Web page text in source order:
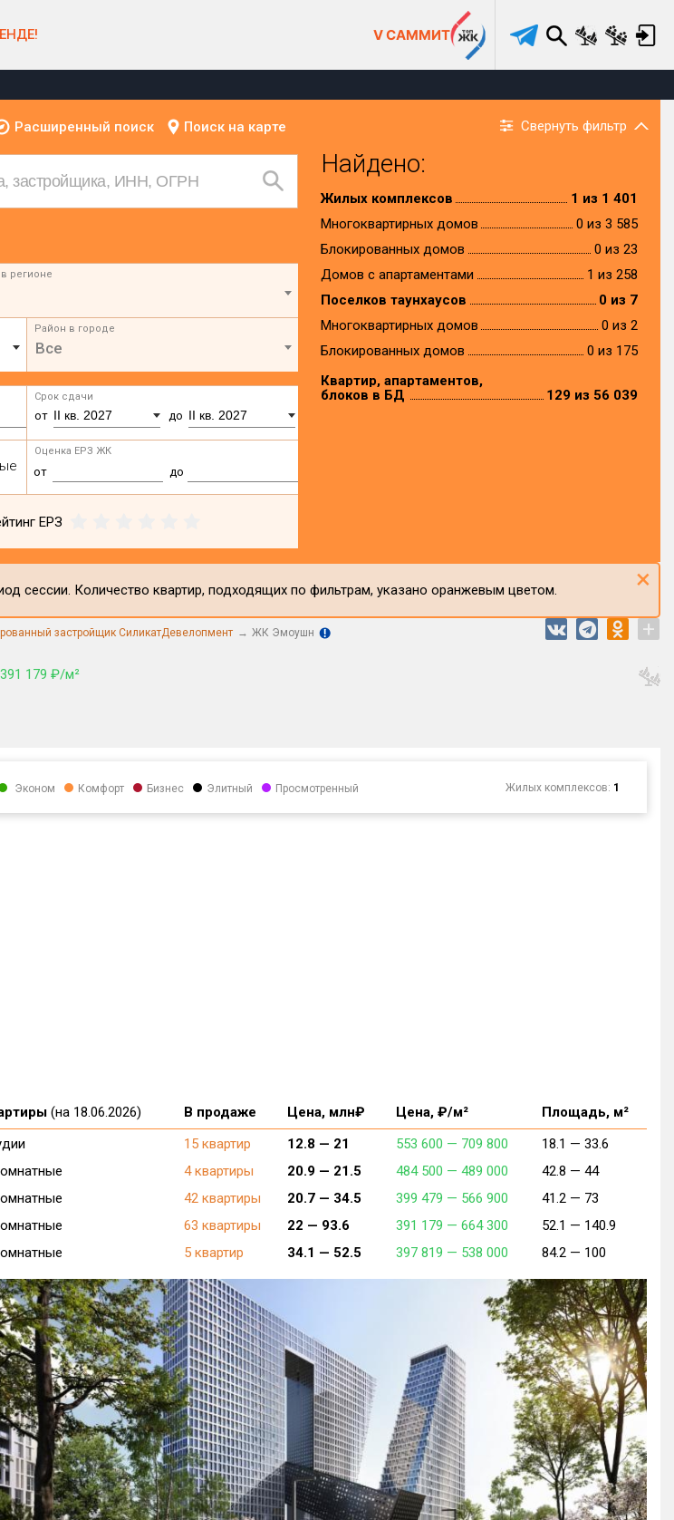
V САММИТ
Расширенный поиск Поиск на карте Свернуть фильтр
регионе
Район в городе
Все
Срок сдачи
от II кв. 2027 до II кв. 2027
Оценка ЕРЗ ЖК
от до
ЕРЗ
Найдено:
Жилых комплексов
1 из 1 401
Многоквартирных домов
0 из 3 585
Блокированных домов
0 из 23
Домов с апартаментами
1 из 258
Поселков таунхаусов
0 из 7
Многоквартирных домов
0 из 2
Блокированных домов
0 из 175
Квартир, апартаментов,
блоков в БД
129 из 56 039
сессии. Количество квартир, подходящих по фильтрам, указано оранжевым цветом. ×
застройщик СиликатДевелопмент ЖК Эмоушн +
179 ₽/м²
Эконом Комфорт Бизнес Элитный Просмотренный Жилых комплексов: 1
(на 18.06.2026) В продаже Цена, млн₽ Цена, ₽/м²
Площадь, м²
15 квартир 12.8 — 21 553 600 — 709 800 18.1 — 33.6
4 квартиры 20.9 — 21.5 484 500 — 489 000 42.8 — 44
42 квартиры 20.7 — 34.5 399 479 — 566 900 41.2 — 73
63 квартиры 22 — 93.6 391 179 — 664 300 52.1 — 140.9
5 квартир 34.1 — 52.5 397 819 — 538 000 84.2 — 100